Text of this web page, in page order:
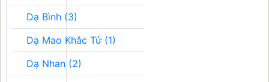
Dạ Bình (3)
Dạ Mao Khắc Tử (1)
Dạ Nhan (2)